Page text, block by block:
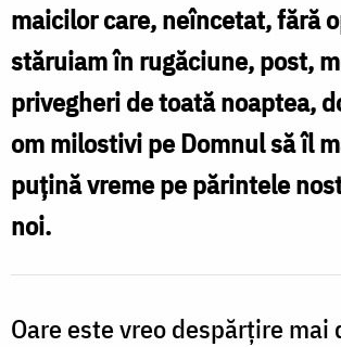
maicilor care, neîncetat, fără
stăruiam în rugăciune, post,
privegheri de toată noaptea,
om milostivi pe Domnul să îl
puțină vreme pe părintele
noi.
Oare este vreo despărțire mai